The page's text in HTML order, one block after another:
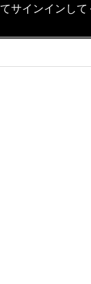
サインインして